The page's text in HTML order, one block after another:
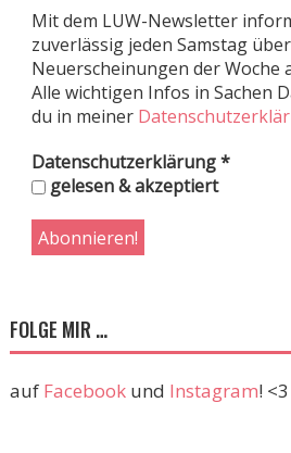
Mit dem LUW-Newsletter
zuverlässig jeden Samstag
Neuerscheinungen der Woche
Alle wichtigen Infos in Sachen
du in meiner
Datenschutzerklärung*
gelesen & akzeptiert
FOLGE MIR …
auf Facebookund Instagram! <3